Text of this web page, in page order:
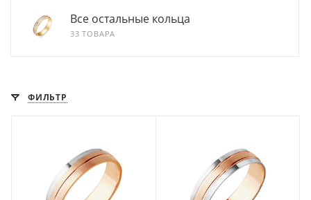
Все остальные кольца
33 ТОВАРА
ФИЛЬТР